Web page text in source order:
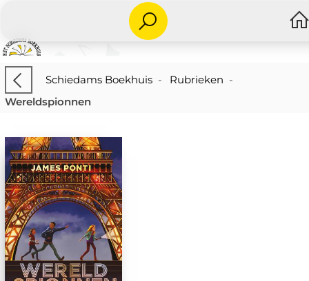
Schiedams Boekhuis- Rubrieken -
Wereldspionnen